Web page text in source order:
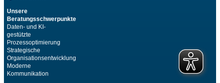
Unsere
Beratungsschwerpunkte
Daten- und KI-
gestützte
Prozessoptimierung
Strategische
Organisationsentwicklung
Moderne
Kommunikation